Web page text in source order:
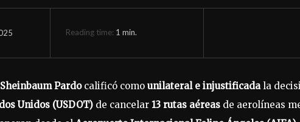
Reading time: 1 min.
Pardocalificó como unilateral e injustificadala
Unidos (USDOT) de cancelar 13 rutas aéreas de aerolíneas